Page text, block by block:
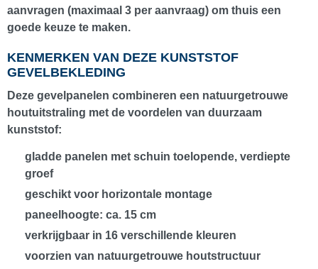
aanvragen (maximaal 3 per aanvraag) om thuis een
goede keuze te maken.
KENMERKEN VAN DEZE KUNSTSTOF
GEVELBEKLEDING
Deze gevelpanelen combineren een natuurgetrouwe
houtuitstraling met de voordelen van duurzaam
kunststof:
gladde panelen met schuin toelopende, verdiepte
groef
geschikt voor horizontale montage
paneelhoogte: ca. 15 cm
verkrijgbaar in 16 verschillende kleuren
voorzien van natuurgetrouwe houtstructuur